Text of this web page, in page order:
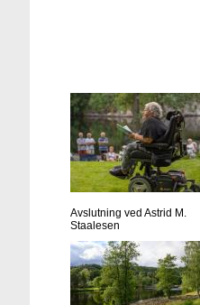
Avslutning ved Astrid M.
Staalesen